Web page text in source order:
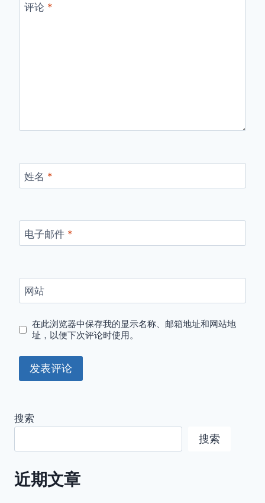
评论 *
姓名 *
电子邮件 *
网站
在此浏览器中保存我的显示名称、邮箱地址和网站地
址，以便下次评论时使用。
搜索
搜索
近期文章